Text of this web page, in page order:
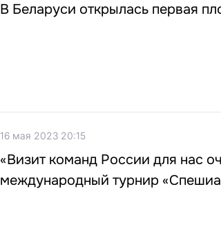
В Беларуси открылась первая
16 мая 2023 20:15
«Визит команд России для нас
международный турнир